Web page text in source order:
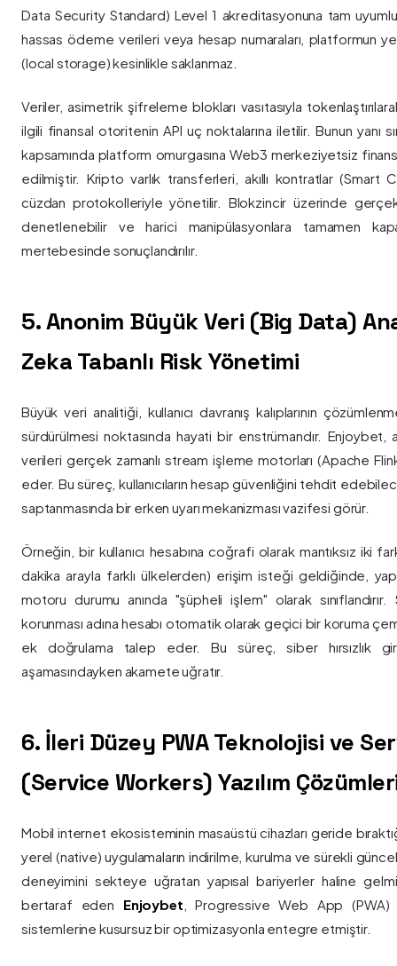
Data Security Standard) Level 1 akreditasyonuna tam
hassas ödeme verileri veya hesap numaraları, platformun
(local storage) kesinlikle saklanmaz.
Veriler, asimetrik şifreleme blokları vasıtasıyla
ilgili finansal otoritenin API uç noktalarına iletilir. Bunun yanı
kapsamında platform omurgasına Web3 merkeziyetsiz
edilmiştir. Kripto varlık transferleri, akıllı kontratlar (Smart
cüzdan protokolleriyle yönetilir. Blokzincir üzerinde
denetlenebilir ve harici manipülasyonlara tamamen
mertebesinde sonuçlandırılır.
5. Anonim Büyük Veri (Big Data)
Zeka Tabanlı Risk Yönetimi
Büyük veri analitiği, kullanıcı davranış kalıplarının
sürdürülmesi noktasında hayati bir enstrümandır. Enjoybet,
verileri gerçek zamanlı stream işleme motorları (Apache Flink
eder. Bu süreç, kullanıcıların hesap güvenliğini tehdit
saptanmasında bir erken uyarı mekanizması vazifesi görür.
Örneğin, bir kullanıcı hesabına coğrafi olarak mantıksız iki
dakika arayla farklı ülkelerden) erişim isteği geldiğinde,
motoru durumu anında "şüpheli işlem" olarak sınıflandırır.
korunması adına hesabı otomatik olarak geçici bir koruma
ek doğrulama talep eder. Bu süreç, siber hırsızlık
aşamasındayken akamete uğratır.
6. İleri Düzey PWA Teknolojisi ve
(Service Workers) Yazılım
Mobil internet ekosisteminin masaüstü cihazları geride
yerel (native) uygulamaların indirilme, kurulma ve sürekli
deneyimini sekteye uğratan yapısal bariyerler haline
bertaraf eden Enjoybet , Progressive Web App (PWA)
sistemlerine kusursuz bir optimizasyonla entegre etmiştir.